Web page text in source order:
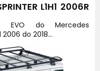
L1H1 2006R
EVO do Mercedes
2006 do 2018...